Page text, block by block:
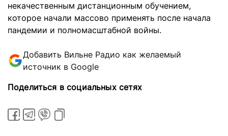
некачественным дистанционным обучением,
которое начали массово применять после начала
пандемии и полномасштабной войны.
Добавить Вильне Радио как желаемый
источник в Google
Поделиться в социальных сетях